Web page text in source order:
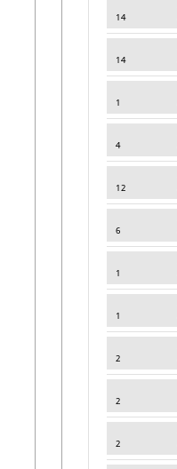
14
14
1
4
12
6
1
1
2
2
2